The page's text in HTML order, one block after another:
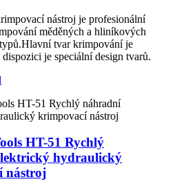
nástroj je profesionální
měděných a hliníkových
tvar krimpování je
je speciální design tvarů.
HT-51 Rychlý
hydraulický
nástroj